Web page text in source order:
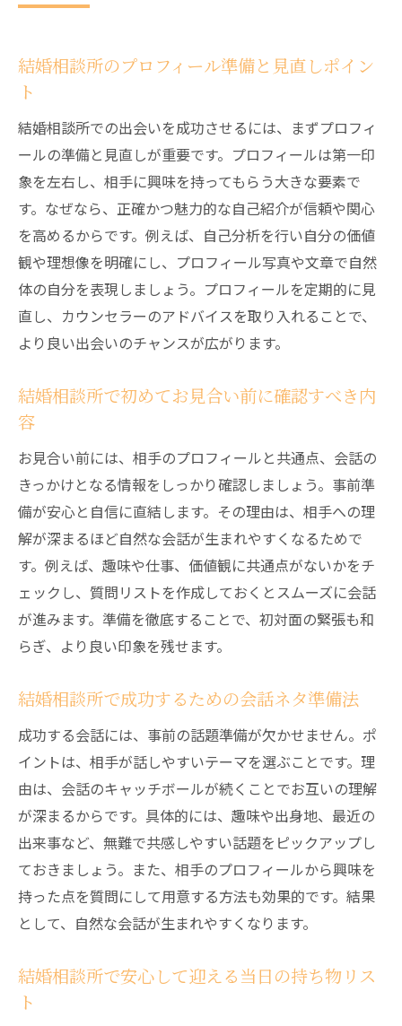
結婚相談所のプロフィール準備と見直しポイン
ト
結婚相談所での出会いを成功させるには、まずプロフィ
ールの準備と見直しが重要です。プロフィールは第一印
象を左右し、相手に興味を持ってもらう大きな要素で
す。なぜなら、正確かつ魅力的な自己紹介が信頼や関心
を高めるからです。例えば、自己分析を行い自分の価値
観や理想像を明確にし、プロフィール写真や文章で自然
体の自分を表現しましょう。プロフィールを定期的に見
直し、カウンセラーのアドバイスを取り入れることで、
より良い出会いのチャンスが広がります。
結婚相談所で初めてお見合い前に確認すべき内
容
お見合い前には、相手のプロフィールと共通点、会話の
きっかけとなる情報をしっかり確認しましょう。事前準
備が安心と自信に直結します。その理由は、相手への理
解が深まるほど自然な会話が生まれやすくなるためで
す。例えば、趣味や仕事、価値観に共通点がないかをチ
ェックし、質問リストを作成しておくとスムーズに会話
が進みます。準備を徹底することで、初対面の緊張も和
らぎ、より良い印象を残せます。
結婚相談所で成功するための会話ネタ準備法
成功する会話には、事前の話題準備が欠かせません。ポ
イントは、相手が話しやすいテーマを選ぶことです。理
由は、会話のキャッチボールが続くことでお互いの理解
が深まるからです。具体的には、趣味や出身地、最近の
出来事など、無難で共感しやすい話題をピックアップし
ておきましょう。また、相手のプロフィールから興味を
持った点を質問にして用意する方法も効果的です。結果
として、自然な会話が生まれやすくなります。
結婚相談所で安心して迎える当日の持ち物リス
ト